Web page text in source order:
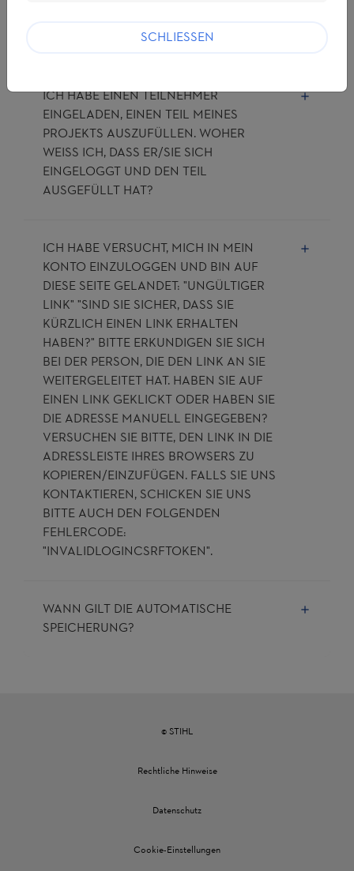
NOCH EINMAL LESEN?
ICH HABE EINEN TEILNEHMER
EINGELADEN, EINEN TEIL MEINES
PROJEKTS AUSZUFÜLLEN. WOHER
WEISS ICH, DASS ER/SIE SICH E
INGELOGGT UND DEN TEIL A
USGEFÜLLT HAT?
ICH HABE VERSUCHT, MICH IN MEIN
KONTO EINZULOGGEN UND BIN AUF
DIESE SEITE GELANDET: "UNGÜLTIGER
LINK" "SIND SIE SICHER, DASS SIE
KÜRZLICH EINEN LINK ERHALTEN
HABEN?" BITTE ERKUNDIGEN SIE SICH
BEI DER PERSON, DIE DEN LINK AN SIE
WEITERGELEITET HAT. HABEN SIE AUF
EINEN LINK GEKLICKT ODER HABEN SIE
DIE ADRESSE MANUELL EINGEGEBEN?
VERSUCHEN SIE BITTE, DEN LINK IN DIE
ADRESSLEISTE IHRES BROWSERS ZU
KOPIEREN/EINZUFÜGEN. FALLS SIE UNS
KONTAKTIEREN, SCHICKEN SIE UNS
BITTE AUCH DEN FOLGENDEN
FEHLERCODE:
"INVALIDLOGINCSRFTOKEN".
WANN GILT DIE AUTOMATISCHE
SPEICHERUNG?
© STIHL
Rechtliche Hinweise
Datenschutz
Cookie-Einstellungen
SCHLIESSEN